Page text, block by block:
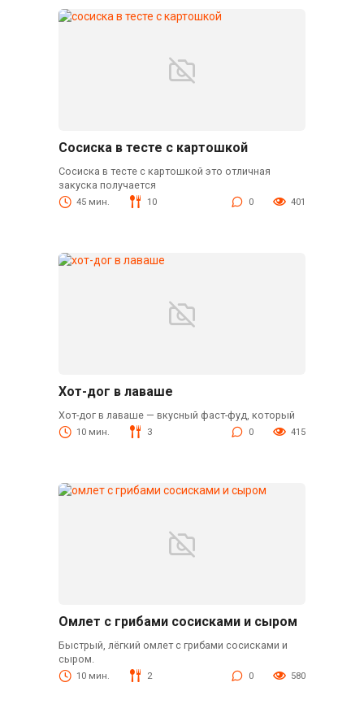
Сосиска в тесте с картошкой
Сосиска в тесте с картошкой это отличная
закуска получается
45 мин. 10 0 401
Хот-дог в лаваше
Хот-дог в лаваше — вкусный фаст-фуд, который
10 мин. 3 0 415
Омлет с грибами сосисками и сыром
Быстрый, лёгкий омлет с грибами сосисками и
сыром.
10 мин. 2 0 580